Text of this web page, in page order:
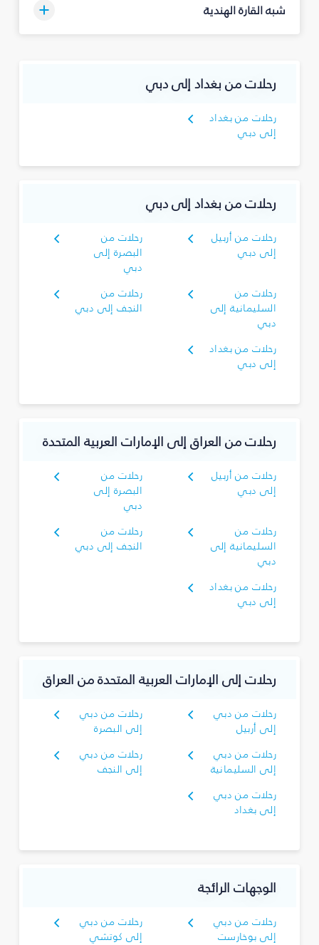
شبه القارة الهندية
رحلات من بغداد إلى دبي
رحلات من بغداد
إلى دبي
رحلات من بغداد إلى دبي
رحلات من أربيل
إلى دبي
رحلات من
البصرة‎ إلى
دبي
رحلات من
السليمانية‎ إلى
دبي
رحلات من
النجف إلى دبي
رحلات من بغداد
إلى دبي
رحلات من العراق إلى الإمارات العربية المتحدة
رحلات من أربيل
إلى دبي
رحلات من
البصرة‎ إلى
دبي
رحلات من
السليمانية‎ إلى
دبي
رحلات من
النجف إلى دبي
رحلات من بغداد
إلى دبي
رحلات إلى الإمارات العربية المتحدة من العراق
رحلات من دبي
إلى أربيل
رحلات من دبي
إلى البصرة‎
رحلات من دبي
إلى السليمانية‎
رحلات من دبي
إلى النجف
رحلات من دبي
إلى بغداد
الوجهات الرائجة
رحلات من دبي
إلى بوخارست
رحلات من دبي
إلى كوتشي